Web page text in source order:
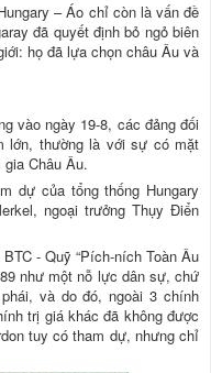
– Áo chỉ còn là vấn đề
đã quyết định bỏ ngỏ biên
họ đã lựa chọn châu Âu và
vào ngày 19-8, các đảng đối
lớn, thường là với sự có mặt
Châu Âu.
dự của tổng thống Hungary
ngoại trưởng Thụy Điển
- Quỹ “Pích-ních Toàn Âu
như một nỗ lực dân sự, chứ
và do đó, ngoài 3 chính
trị giá khác đã không được
tuy có tham dự, nhưng chỉ